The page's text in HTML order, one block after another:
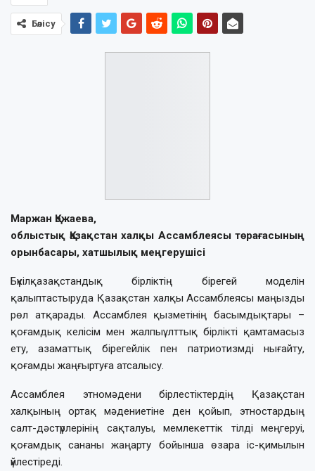
Бөлісу
Маржан Қожаева,
облыстық Қазақстан халқы Ассамблеясы төрағасының
орынбасары, хатшылық меңгерушісі
Бүкілқазақстандық бірліктің бірегей моделін
қалыптастыруда Қазақстан халқы Ассамблеясы маңызды
рөл атқарады. Ассамблея қызметінің басымдықтары –
қоғамдық келісім мен жалпыұлттық бірлікті қамтамасыз
ету, азаматтық бірегейлік пен патриотизмді нығайту,
қоғамды жаңғыртуға атсалысу.
Ассамблея этномәдени бірлестіктердің Қазақстан
халқының ортақ мәдениетіне ден қойып, этностардың
салт-дәстүрлерінің сақталуы, мемлекеттік тілді меңгеруі,
қоғамдық сананы жаңарту бойынша өзара іс-қимылын
үйлестіреді.